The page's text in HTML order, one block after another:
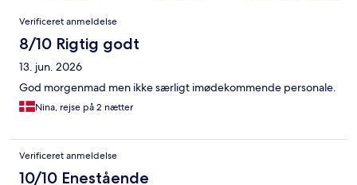
Anmeldelser
Verificeret anmeldelse
8/10 Rigtig godt
13. jun. 2026
God morgenmad men ikke særligt imødekommende personale.
Nina, rejse på 2 nætter
Verificeret anmeldelse
10/10 Enestående